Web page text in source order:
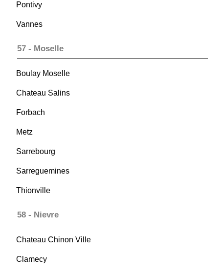
Pontivy
Vannes
57 - Moselle
Boulay Moselle
Chateau Salins
Forbach
Metz
Sarrebourg
Sarreguemines
Thionville
58 - Nievre
Chateau Chinon Ville
Clamecy